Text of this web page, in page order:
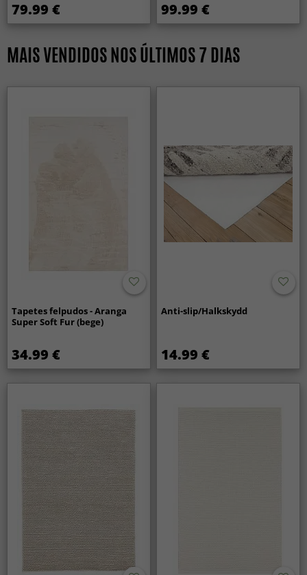
79.99 € 99.99 €
MAIS VENDIDOS NOS ÚLTIMOS 7 DIAS
Tapetes felpudos - Aranga
Super Soft Fur (bege)
34.99 €
Anti-slip/Halkskydd
14.99 €